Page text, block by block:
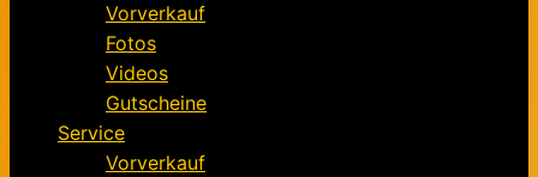
Vorverkauf
Fotos
Videos
Gutscheine
Service
Vorverkauf